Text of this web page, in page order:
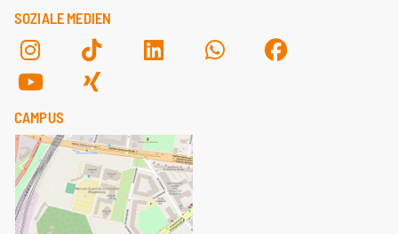
SOZIALE MEDIEN
CAMPUS